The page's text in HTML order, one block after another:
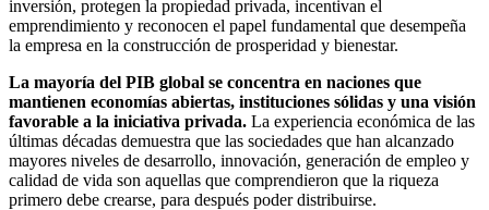
inversión, protegen la propiedad privada, incentivan el
emprendimiento y reconocen el papel fundamental que desempeña
la empresa en la construcción de prosperidad y bienestar.
La mayoría del PIB global se concentra en naciones que
mantienen economías abiertas, instituciones sólidas y una visión
favorable a la iniciativa privada. La experiencia económica de las
últimas décadas demuestra que las sociedades que han alcanzado
mayores niveles de desarrollo, innovación, generación de empleo y
calidad de vida son aquellas que comprendieron que la riqueza
primero debe crearse, para después poder distribuirse.